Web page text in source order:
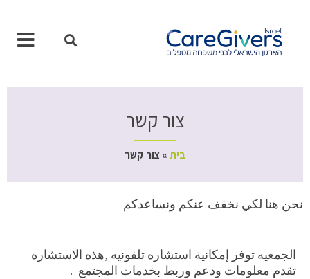
צור קשר
בית » צור קשר
نحن هنا لكي نخفف عنكم ونساعدكم
الجمعيه توفر إمكانية استشاره تلفونيه ,هذه الاستشاره
تقدم معلومات ودعم وربط بخدمات المجتمع .